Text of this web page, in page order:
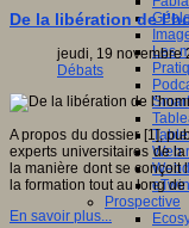
Les
Web
Prospective
De la libération de
jeudi, 19 novembre
Débats
A propos du dossier [1],
experts universitaires de
la manière dont se conçoit
la formation tout au long
En savoir plus...